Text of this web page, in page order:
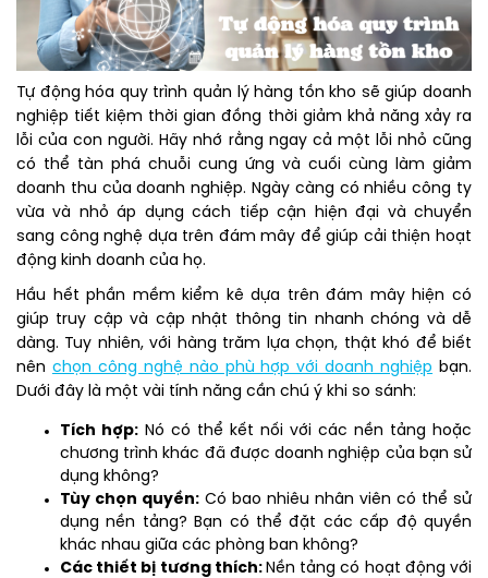
Tự động hóa quy trình quản lý hàng tồn kho sẽ giúp doanh
nghiệp tiết kiệm thời gian đồng thời giảm khả năng xảy ra
lỗi của con người. Hãy nhớ rằng ngay cả một lỗi nhỏ cũng
có thể tàn phá chuỗi cung ứng và cuối cùng làm giảm
doanh thu của doanh nghiệp. Ngày càng có nhiều công ty
vừa và nhỏ áp dụng cách tiếp cận hiện đại và chuyển
sang công nghệ dựa trên đám mây để giúp cải thiện hoạt
động kinh doanh của họ.
Hầu hết phần mềm kiểm kê dựa trên đám mây hiện có
giúp truy cập và cập nhật thông tin nhanh chóng và dễ
dàng. Tuy nhiên, với hàng trăm lựa chọn, thật khó để biết
nên chọn công nghệ nào phù hợp với doanh nghiệp bạn.
Dưới đây là một vài tính năng cần chú ý khi so sánh:
Tích hợp: Nó có thể kết nối với các nền tảng hoặc
chương trình khác đã được doanh nghiệp của bạn sử
dụng không?
Tùy chọn quyền: Có bao nhiêu nhân viên có thể sử
dụng nền tảng? Bạn có thể đặt các cấp độ quyền
khác nhau giữa các phòng ban không?
Các thiết bị tương thích: Nền tảng có hoạt động với